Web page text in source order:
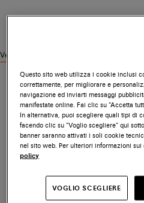
Vedi prodotti simili
Questo sito web utilizza i cookie inclusi
correttamente, per migliorare e
navigazione ed inviarti messaggi
manifestate online. Fai clic su “Accetta
In alternativa, puoi scegliere quali tipi di
facendo clic su “Voglio scegliere” qui
banner saranno attivati i soli cookie
nel sito web. Per ulteriori informazioni sui
policy
VOGLIO SCEGLIERE